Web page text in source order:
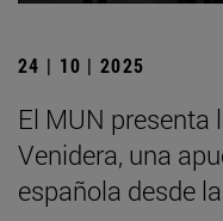
24 | 10 | 2025
El MUN presenta
Venidera, una
española desde